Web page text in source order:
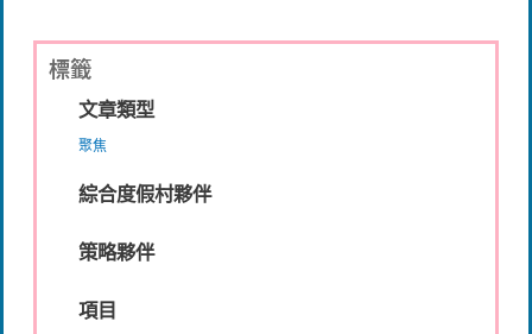
標籤
文章類型
聚焦
綜合度假村夥伴
策略夥伴
項目